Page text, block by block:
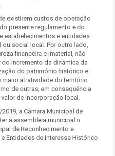
existirem custos de operação
presente regulamento e do
estabelecimentos e entidades
social local. Por outro lado,
financeira e imaterial, não
incremento da dinâmica da
do património histórico e
atratividade do território
de outras, em consequência
de incorporação local.
a Câmara Municipal de
à assembleia municipal o
de Reconhecimento e
Entidades de Interesse Histórico